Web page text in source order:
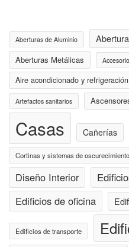
Aberturas de Aluminio
Aberturas Metálicas
Aire acondicionado y refrigeración
Artefactos sanitarios
Casas Cañerías
Cortinas y sistemas de oscurecimiento
Diseño Interior
Edificios de oficina
Edificios de transporte